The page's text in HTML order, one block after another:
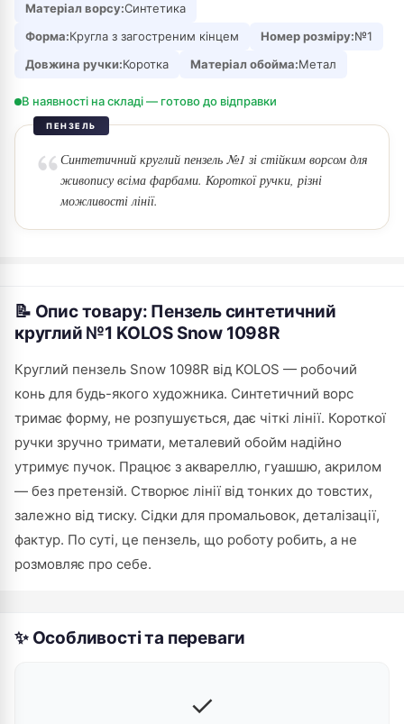
Матеріал ворсу:Синтетика
Форма:Кругла з загостреним кінцем Номер розміру:№1
Довжина ручки:Коротка Матеріал обойма:Метал
В наявності на складі — готово до відправки
ПЕНЗЕЛЬ
Синтетичний круглий пензель №1 зі стійким ворсом для
живопису всіма фарбами. Короткої ручки, різні
можливості лінії.
📝 Опис товару: Пензель синтетичний
круглий №1 KOLOS Snow 1098R
Круглий пензель Snow 1098R від KOLOS — робочий
конь для будь-якого художника. Синтетичний ворс
тримає форму, не розпушується, дає чіткі лінії. Короткої
ручки зручно тримати, металевий обойм надійно
утримує пучок. Працює з аквареллю, гуашшю, акрилом
— без претензій. Створює лінії від тонких до товстих,
залежно від тиску. Сідки для промальовок, деталізації,
фактур. По суті, це пензель, що роботу робить, а не
розмовляє про себе.
✨ Особливості та переваги
✓